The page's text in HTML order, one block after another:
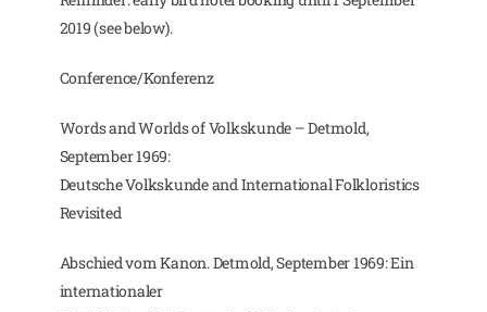
2019 (see below).
Conference/Konferenz
Words and Worlds of Volkskunde – Detmold,
September 1969:
Deutsche Volkskunde and International Folkloristics
Revisited
Abschied vom Kanon. Detmold, September 1969: Ein
internationaler